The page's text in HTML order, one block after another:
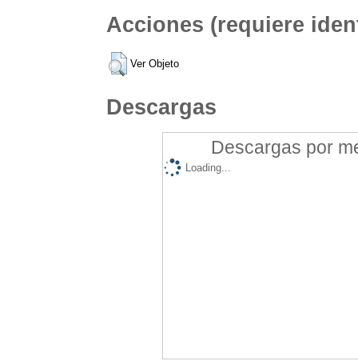
Acciones (requiere
Ver Objeto
Descargas
Descargas por
Loading...